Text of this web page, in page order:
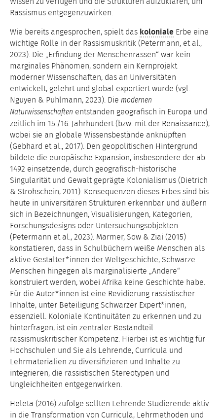
Rassismus entgegenzuwirken.
Wie bereits angesprochen, spielt das koloniale Erbe eine
wichtige Rolle in der Rassismuskritik (Petermann, et al.,
2023). Die „Erfindung der Menschenrassen“ war kein
marginales Phänomen, sondern ein Kernprojekt
moderner Wissenschaften, das an Universitäten
entwickelt, gelehrt und global exportiert wurde (vgl.
Nguyen & Puhlmann, 2023). Die modernen
Naturwissenschaften entstanden geografisch in Europa und
zeitlich im 15./16. Jahrhundert (bzw. mit der Renaissance),
wobei sie an globale Wissensbestände anknüpften
(Gebhard et al., 2017). Den geopolitischen Hintergrund
bildete die europäische Expansion, insbesondere der ab
1492 einsetzende, durch geografisch-historische
Singularität und Gewalt geprägte Kolonialismus (Dietrich
& Strohschein, 2011). Konsequenzen dieses Erbes sind bis
heute in universitären Strukturen erkennbar und äußern
sich in Bezeichnungen, Visualisierungen, Kategorien,
Forschungsdesigns oder Untersuchungsobjekten
(Petermann et al., 2023). Marmer, Sow & Ziai (2015)
konstatieren, dass in Schulbüchern weiße Menschen als
aktive Gestalter*innen der Weltgeschichte, Schwarze
Menschen hingegen als marginalisierte „Andere“
konstruiert werden, wobei Afrika keine Geschichte habe.
Für die Autor*innen ist eine Revidierung rassistischer
Inhalte, unter Beteiligung Schwarzer Expert*innen,
essenziell. Koloniale Kontinuitäten zu erkennen und zu
hinterfragen, ist ein zentraler Bestandteil
rassismuskritischer Kompetenz. Hierbei ist es wichtig für
Hochschulen und Sie als Lehrende, Curricula und
Lehrmaterialien zu diversifizieren und Inhalte zu
integrieren, die rassistischen Stereotypen und
Ungleichheiten entgegenwirken.
Heleta (2016) zufolge sollten Lehrende Studierende aktiv
in die Transformation von Curricula, Lehrmethoden und